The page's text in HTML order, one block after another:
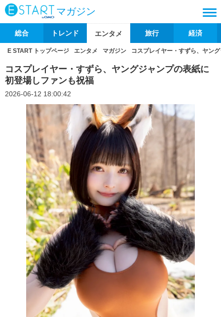
マガジン
総合 トレンド エンタメ 旅行 経済
E START トップページ エンタメ マガジン コスプレイヤー・すずら、ヤン
コスプレイヤー・すずら、ヤングジャンプの表紙に
初登場しファンも祝福
2026-06-12 18:00:42